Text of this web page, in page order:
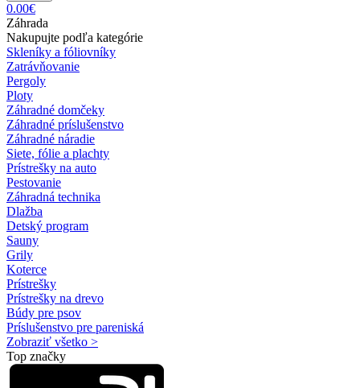
0.00€
Záhrada
Nakupujte podľa kategórie
Skleníky a fóliovníky
Zatrávňovanie
Pergoly
Ploty
Záhradné domčeky
Záhradné príslušenstvo
Záhradné náradie
Siete, fólie a plachty
Prístrešky na auto
Pestovanie
Záhradná technika
Dlažba
Detský program
Sauny
Grily
Koterce
Prístrešky
Prístrešky na drevo
Búdy pre psov
Príslušenstvo pre pareniská
Zobraziť všetko >
Top značky